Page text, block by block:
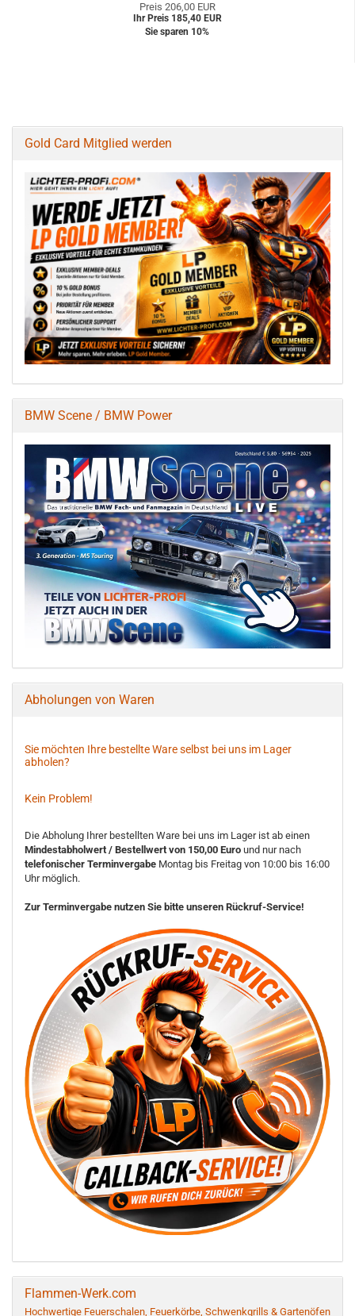
Preis 206,00 EUR
Ihr Preis 185,40 EUR
Sie sparen 10%
Gold Card Mitglied werden
BMW Scene / BMW Power
Abholungen von Waren
Sie möchten Ihre bestellte Ware selbst bei uns im Lager
abholen?
Kein Problem!
Die Abholung Ihrer bestellten Ware bei uns im Lager ist ab einen
Mindestabholwert / Bestellwert von 150,00 Euro und nur nach
telefonischer Terminvergabe Montag bis Freitag von 10:00 bis 16:00
Uhr möglich.
Zur Terminvergabe nutzen Sie bitte unseren Rückruf-Service!
Flammen-Werk.com
Hochwertige Feuerschalen, Feuerkörbe, Schwenkgrills & Gartenöfen